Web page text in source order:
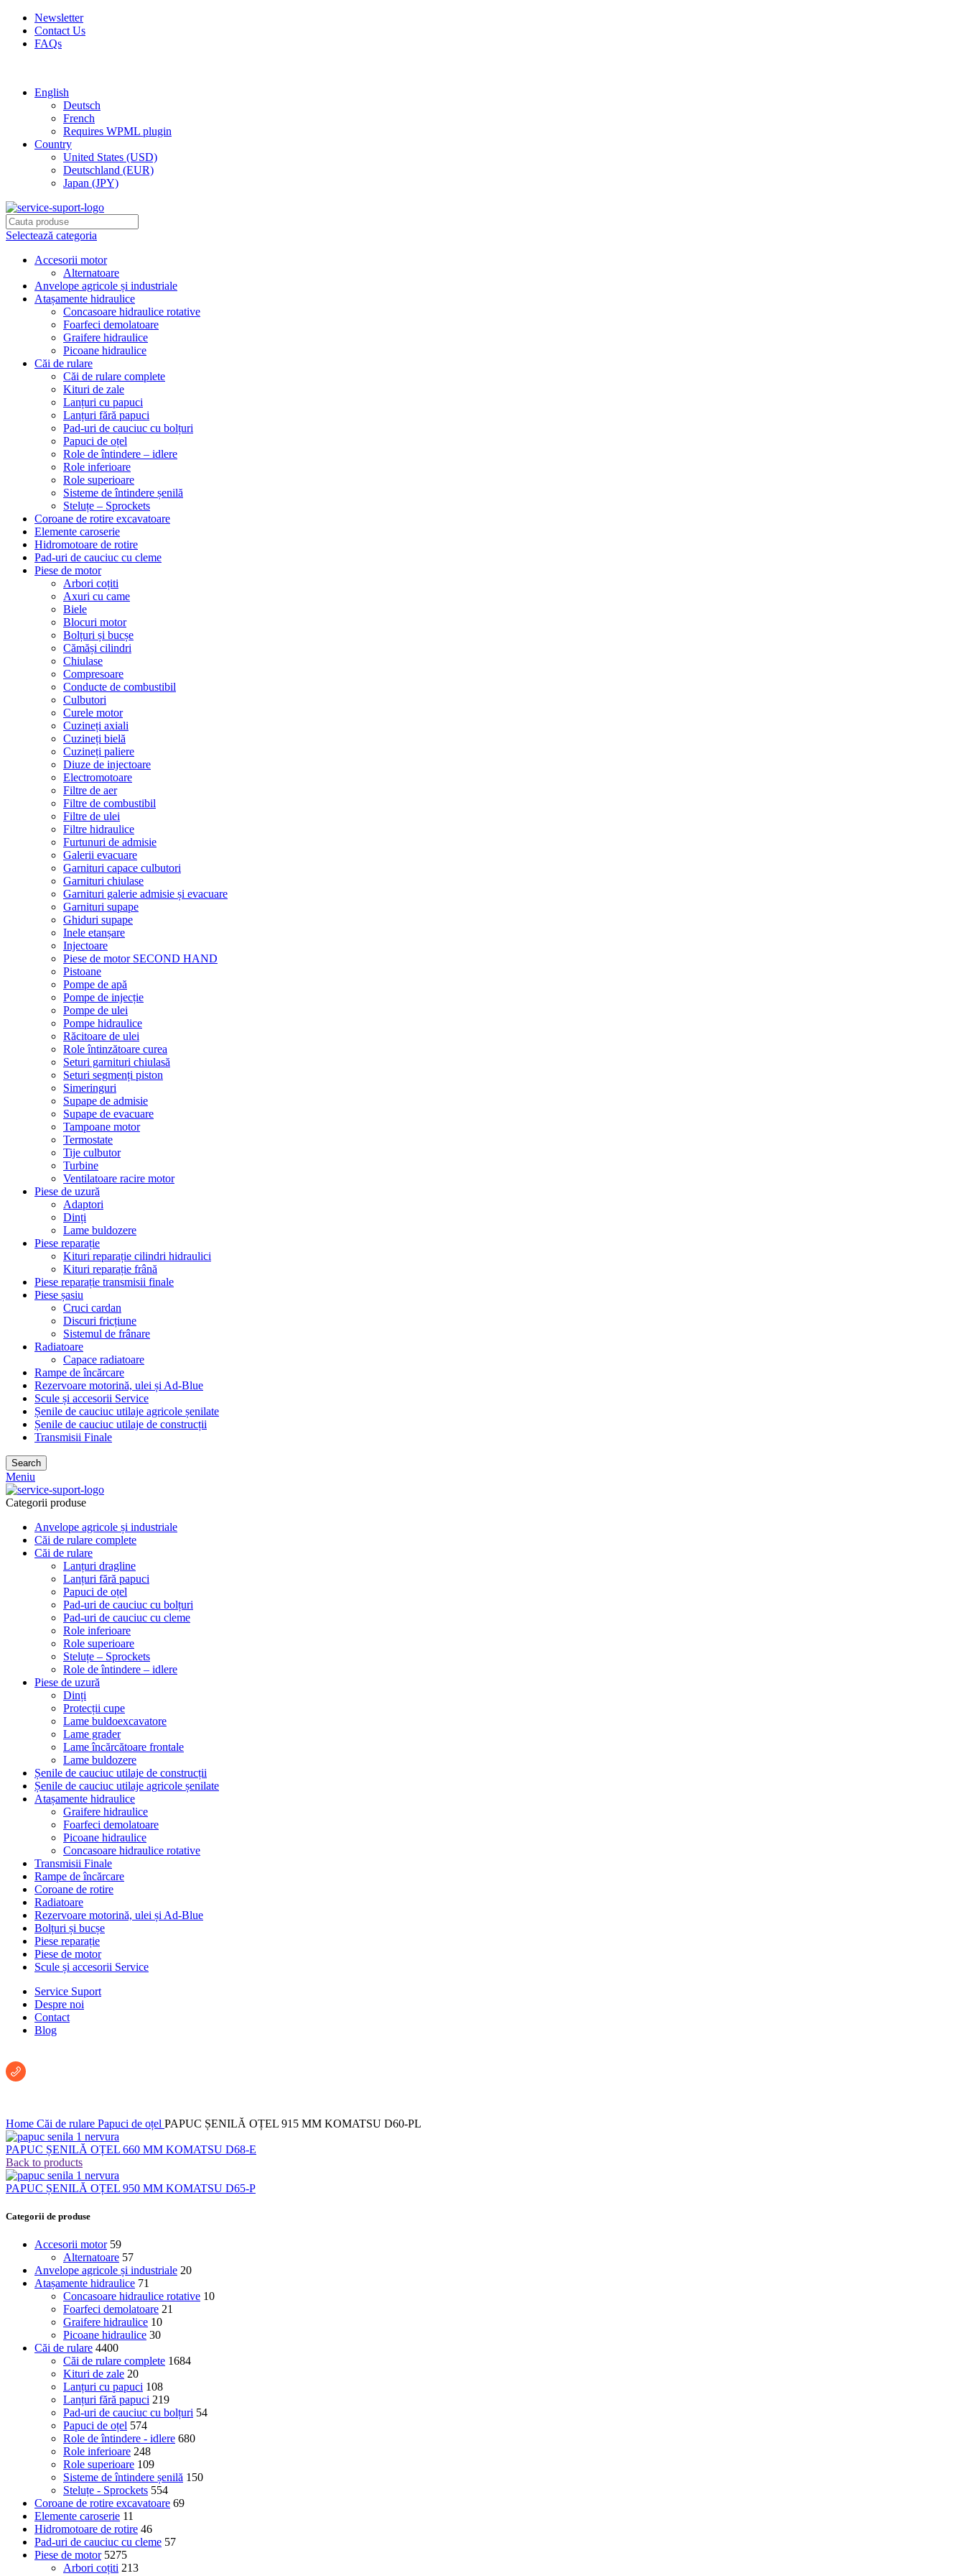
Newsletter
Contact Us
FAQs
English
Deutsch
French
Requires WPML plugin
Country
United States (USD)
Deutschland (EUR)
Japan (JPY)
Selectează categoria
Accesorii motor
Alternatoare
Anvelope agricole și industriale
Atașamente hidraulice
Concasoare hidraulice rotative
Foarfeci demolatoare
Graifere hidraulice
Picoane hidraulice
Căi de rulare
Căi de rulare complete
Kituri de zale
Lanțuri cu papuci
Lanțuri fără papuci
Pad-uri de cauciuc cu bolțuri
Papuci de oțel
Role de întindere – idlere
Role inferioare
Role superioare
Sisteme de întindere șenilă
Steluțe – Sprockets
Coroane de rotire excavatoare
Elemente caroserie
Hidromotoare de rotire
Pad-uri de cauciuc cu cleme
Piese de motor
Arbori coțiti
Axuri cu came
Biele
Blocuri motor
Bolțuri și bucșe
Cămăși cilindri
Chiulase
Compresoare
Conducte de combustibil
Culbutori
Curele motor
Cuzineți axiali
Cuzineți bielă
Cuzineți paliere
Diuze de injectoare
Electromotoare
Filtre de aer
Filtre de combustibil
Filtre de ulei
Filtre hidraulice
Furtunuri de admisie
Galerii evacuare
Garnituri capace culbutori
Garnituri chiulase
Garnituri galerie admisie și evacuare
Garnituri supape
Ghiduri supape
Inele etanșare
Injectoare
Piese de motor SECOND HAND
Pistoane
Pompe de apă
Pompe de injecție
Pompe de ulei
Pompe hidraulice
Răcitoare de ulei
Role întinzătoare curea
Seturi garnituri chiulasă
Seturi segmenți piston
Simeringuri
Supape de admisie
Supape de evacuare
Tampoane motor
Termostate
Tije culbutor
Turbine
Ventilatoare racire motor
Piese de uzură
Adaptori
Dinți
Lame buldozere
Piese reparație
Kituri reparație cilindri hidraulici
Kituri reparație frână
Piese reparație transmisii finale
Piese șasiu
Cruci cardan
Discuri fricțiune
Sistemul de frânare
Radiatoare
Capace radiatoare
Rampe de încărcare
Rezervoare motorină, ulei și Ad-Blue
Scule și accesorii Service
Șenile de cauciuc utilaje agricole șenilate
Șenile de cauciuc utilaje de construcții
Transmisii Finale
Search
Meniu
Categorii produse
Anvelope agricole și industriale
Căi de rulare complete
Căi de rulare
Lanțuri dragline
Lanțuri fără papuci
Papuci de oțel
Pad-uri de cauciuc cu bolțuri
Pad-uri de cauciuc cu cleme
Role inferioare
Role superioare
Steluțe – Sprockets
Role de întindere – idlere
Piese de uzură
Dinți
Protecții cupe
Lame buldoexcavatore
Lame grader
Lame încărcătoare frontale
Lame buldozere
Șenile de cauciuc utilaje de construcții
Șenile de cauciuc utilaje agricole șenilate
Atașamente hidraulice
Graifere hidraulice
Foarfeci demolatoare
Picoane hidraulice
Concasoare hidraulice rotative
Transmisii Finale
Rampe de încărcare
Coroane de rotire
Radiatoare
Rezervoare motorină, ulei și Ad-Blue
Bolțuri și bucșe
Piese reparație
Piese de motor
Scule și accesorii Service
Service Suport
Despre noi
Contact
Blog
Home Căi de rulare Papuci de oțel PAPUC ȘENILĂ OȚEL 915 MM KOMATSU D60-PL
PAPUC ȘENILĂ OȚEL 660 MM KOMATSU D68-E
Back to products
PAPUC ȘENILĂ OȚEL 950 MM KOMATSU D65-P
Categorii de produse
Accesorii motor 59
Alternatoare 57
Anvelope agricole și industriale 20
Atașamente hidraulice 71
Concasoare hidraulice rotative 10
Foarfeci demolatoare 21
Graifere hidraulice 10
Picoane hidraulice 30
Căi de rulare 4400
Căi de rulare complete 1684
Kituri de zale 20
Lanțuri cu papuci 108
Lanțuri fără papuci 219
Pad-uri de cauciuc cu bolțuri 54
Papuci de oțel 574
Role de întindere - idlere 680
Role inferioare 248
Role superioare 109
Sisteme de întindere șenilă 150
Steluțe - Sprockets 554
Coroane de rotire excavatoare 69
Elemente caroserie 11
Hidromotoare de rotire 46
Pad-uri de cauciuc cu cleme 57
Piese de motor 5275
Arbori coțiti 213